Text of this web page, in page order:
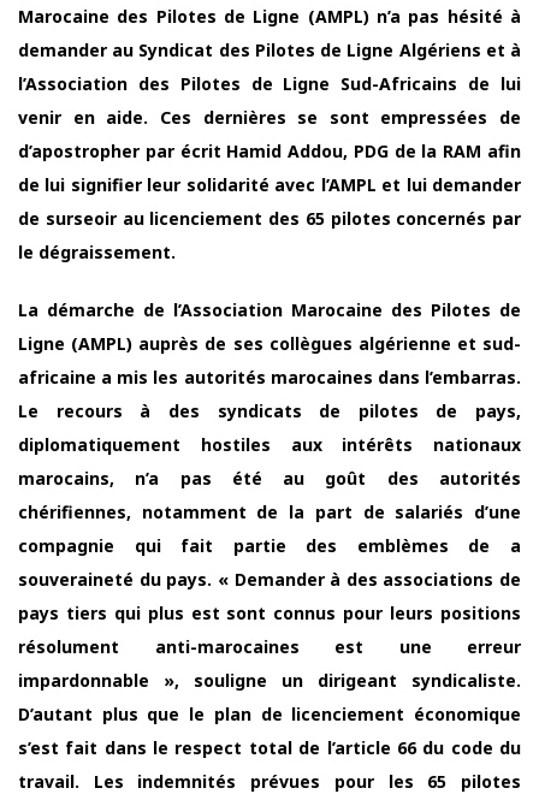
Marocaine des Pilotes de Ligne (AMPL) n’a pas hésité à
demander au Syndicat des Pilotes de Ligne Algériens et à
l’Association des Pilotes de Ligne Sud-Africains de lui
venir en aide. Ces dernières se sont empressées de
d’apostropher par écrit Hamid Addou, PDG de la RAM afin
de lui signifier leur solidarité avec l’AMPL et lui demander
de surseoir au licenciement des 65 pilotes concernés par
le dégraissement.
La démarche de l’Association Marocaine des Pilotes de
Ligne (AMPL) auprès de ses collègues algérienne et sud-
africaine a mis les autorités marocaines dans l’embarras.
Le recours à des syndicats de pilotes de pays,
diplomatiquement hostiles aux intérêts nationaux
marocains, n’a pas été au goût des autorités
chérifiennes, notamment de la part de salariés d’une
compagnie qui fait partie des emblèmes de a
souveraineté du pays. « Demander à des associations de
pays tiers qui plus est sont connus pour leurs positions
résolument anti-marocaines est une erreur
impardonnable », souligne un dirigeant syndicaliste.
D’autant plus que le plan de licenciement économique
s’est fait dans le respect total de l’article 66 du code du
travail. Les indemnités prévues pour les 65 pilotes